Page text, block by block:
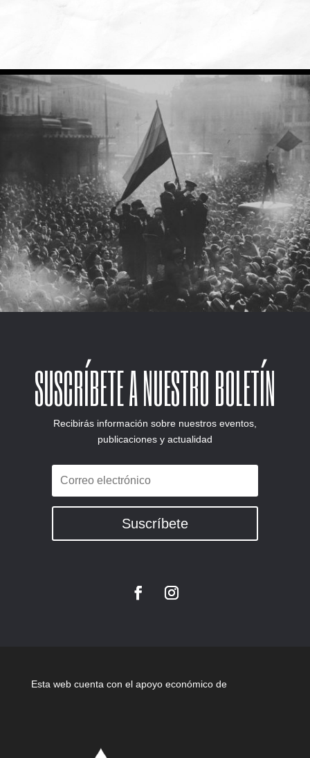
SUSCRÍBETE A NUESTRO BOLETÍN
Recibirás información sobre nuestros eventos,
publicaciones y actualidad
Suscríbete
Esta web cuenta con el apoyo económico de